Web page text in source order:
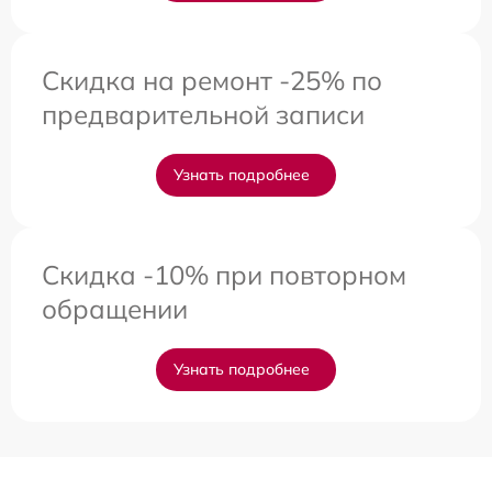
Скидка на ремонт -25% по
предварительной записи
Узнать подробнее
Скидка -10% при повторном
обращении
Узнать подробнее